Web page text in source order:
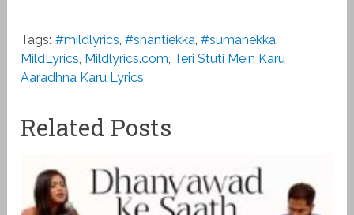
Tags: #mildlyrics,#shantiekka,#sumanekka,
MildLyrics, Mildlyrics.com, Teri Stuti Mein Karu
Aaradhna Karu Lyrics
Related Posts